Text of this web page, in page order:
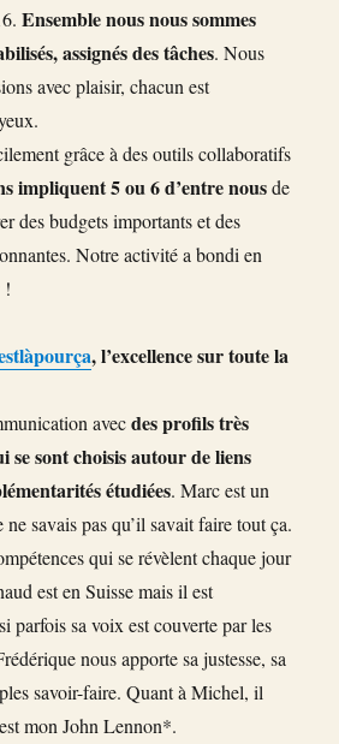
Ensemble nous nous sommes
assignés des tâches. Nous
avec plaisir, chacun est
grâce à des outils collaboratifs
impliquent 5 ou 6 d’entre nousde
des budgets importants et des
Notre activité a bondi en
!
, l’excellence sur toute la
avecdes profils très
se sont choisis autour de liens
étudiées. Marc est un
savais pas qu’il savait faire tout ça.
qui se révèlent chaque jour
est en Suisse mais il est
parfois sa voix est couverte par les
nous apporte sa justesse, sa
savoir-faire. Quant à Michel, il
mon John Lennon*.